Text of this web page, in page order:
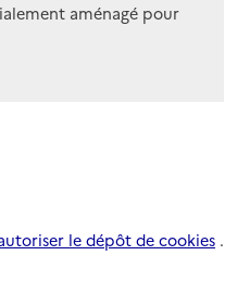
aménagé pour
le dépôt de cookies .